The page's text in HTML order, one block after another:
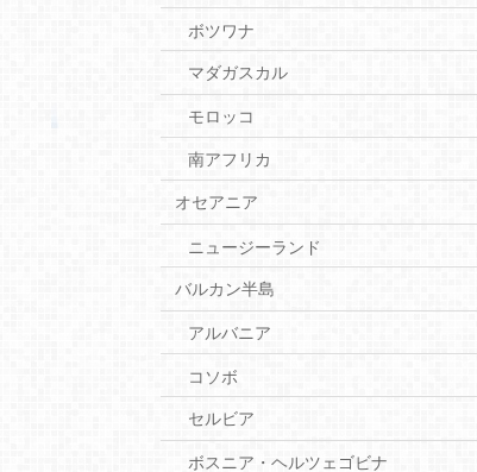
ボツワナ
マダガスカル
モロッコ
南アフリカ
オセアニア
ニュージーランド
バルカン半島
アルバニア
コソボ
セルビア
ボスニア・ヘルツェゴビナ